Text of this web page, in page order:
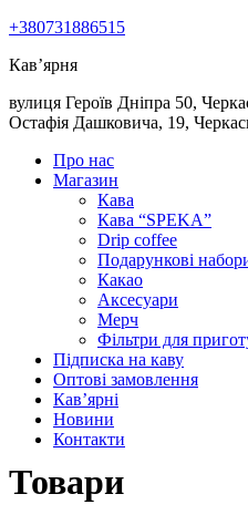
+380731886515
Кав’ярня
вулиця Героїв Дніпра 50,
Остафія Дашковича, 19,
Про нас
Магазин
Кава
Кава “SPEKA”
Drip coffee
Подарункові
Какао
Аксесуари
Мерч
Фільтри для
Підписка на каву
Оптові замовлення
Кав’ярні
Новини
Контакти
Товари